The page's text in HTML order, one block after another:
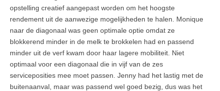
opstelling creatief aangepast worden om het hoogste
rendement uit de aanwezige mogelijkheden te halen. Monique
naar de diagonaal was geen optimale optie omdat ze
blokkerend minder in de melk te brokkelen had en passend
minder uit de verf kwam door haar lagere mobiliteit. Niet
optimaal voor een diagonaal die in vijf van de zes
serviceposities mee moet passen. Jenny had het lastig met de
buitenaanval, maar was passend wel goed bezig, dus was het